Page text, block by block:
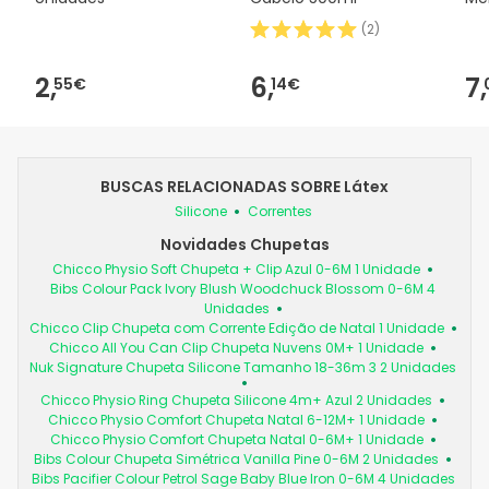
2,55€
(2)
6,14€ 7,
BUSCAS RELACIONADAS SOBRE Látex
Silicone Correntes
Novidades Chupetas
Chicco Physio Soft Chupeta + Clip Azul 0-6M 1 Unidade
Bibs Colour Pack Ivory Blush Woodchuck Blossom 0-6M 4
Unidades
Chicco Clip Chupeta com Corrente Edição de Natal 1 Unidade
Chicco All You Can Clip Chupeta Nuvens 0M+ 1 Unidade
Nuk Signature Chupeta Silicone Tamanho 18-36m 3 2 Unidades
Chicco Physio Ring Chupeta Silicone 4m+ Azul 2 Unidades
Chicco Physio Comfort Chupeta Natal 6-12M+ 1 Unidade
Chicco Physio Comfort Chupeta Natal 0-6M+ 1 Unidade
Bibs Colour Chupeta Simétrica Vanilla Pine 0-6M 2 Unidades
Bibs Pacifier Colour Petrol Sage Baby Blue Iron 0-6M 4 Unidades